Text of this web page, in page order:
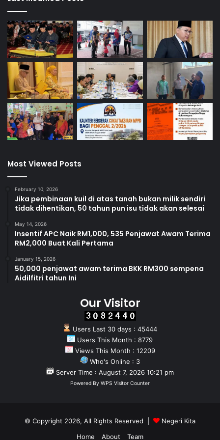
M
a
l
a
y
s
i
a
Most Viewed Posts
February 10, 2026
Jika pembinaan kuil di atas tanah bukan milik sendiri
tidak dihentikan, 50 tahun pun isu tidak akan selesai
May 14, 2026
Insentif APC Naik RM1,000, 535 Penjawat Awam Terima
RM2,000 Buat Kali Pertama
January 15, 2026
50,000 penjawat awam terima BKK RM300 sempena
Aidilfitri tahun Ini
Our Visitor
Users Last 30 days : 45444
Users This Month : 8779
Views This Month : 12209
Who's Online : 3
Server Time : August 7, 2026 10:21 pm
Powered By WPS Visitor Counter
© Copyright 2026, All Rights Reserved |
Negeri Kita
Home
About Team